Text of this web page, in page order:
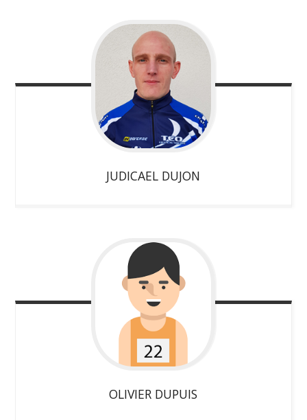
JUDICAEL DUJON
OLIVIER DUPUIS